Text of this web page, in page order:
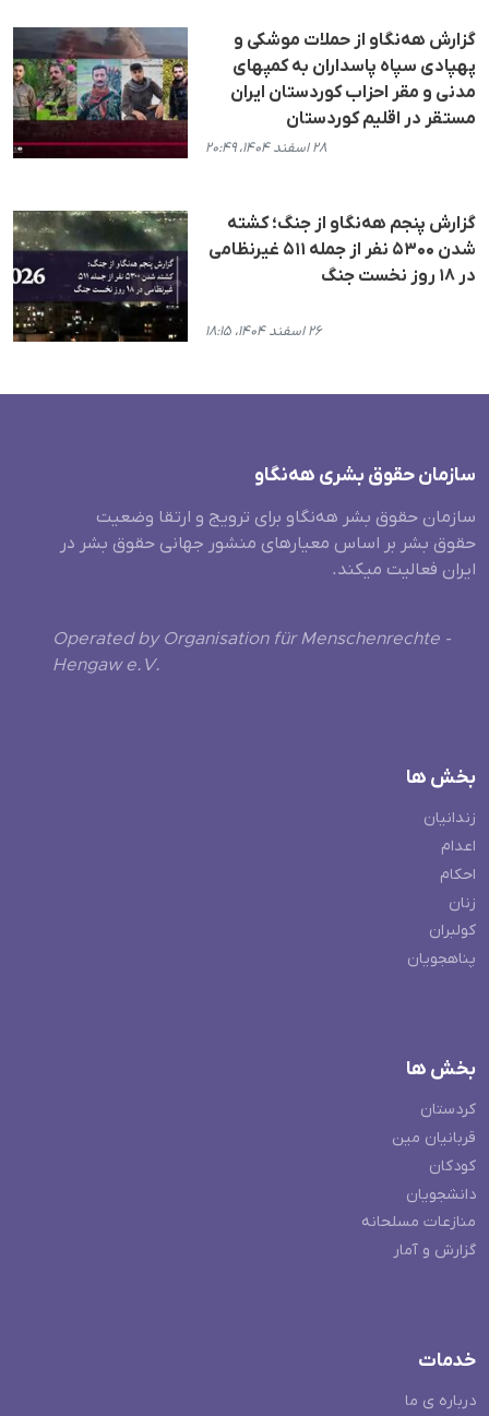
گزارش هەنگاو از حملات موشکی و
پهپادی سپاه پاسداران به کمپهای
مدنی و مقر احزاب کوردستان ایران
مستقر در اقلیم کوردستان
۲۸ اسفند ۱۴۰۴، ۲۰:۴۹
گزارش پنجم هه‌نگاو از جنگ؛ کشته
شدن ۵۳۰۰ نفر از جمله ۵۱۱ غیرنظامی
در ١٨ روز نخست جنگ
۲۶ اسفند ۱۴۰۴، ۱۸:۱۵
سازمان حقوق بشری هەنگاو
سازمان حقوق بشر هه‌نگاو برای ترویج و ارتقا وضعیت
حقوق بشر بر اساس معیارهای منشور جهانی حقوق بشر در
ایران فعالیت میکند.
Operated by Organisation für Menschenrechte -
Hengaw e.V.
بخش ها
زندانیان
اعدام
احکام
زنان
کولبران
پناهجویان
بخش ها
کردستان
قربانیان مین
کودکان
دانشجویان
منازعات مسلحانه
گزارش و آمار
خدمات
درباره ی ما